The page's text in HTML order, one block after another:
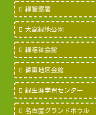
緑警察署
大高緑地公園
緑福祉会館
徳重地区会館
緑生涯学習センター
名古屋グランドボウル